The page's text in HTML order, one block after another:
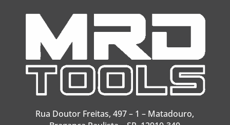
Rua Doutor Freitas, 497 – 1 – Matadouro,